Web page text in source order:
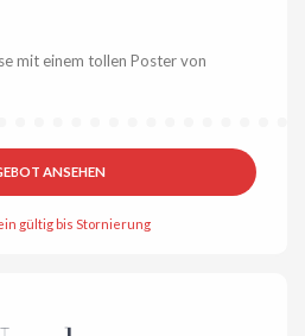
mit einem tollen Poster von
ANSEHEN
gültig bis Stornierung